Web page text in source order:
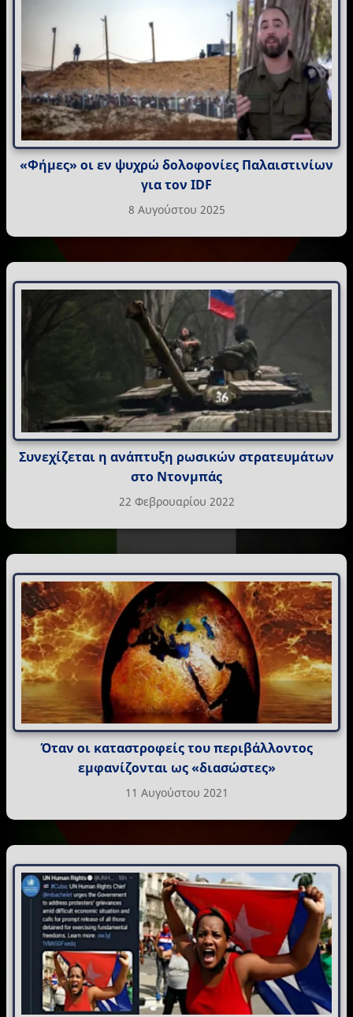
«Φήμες» οι εν ψυχρώ δολοφονίες Παλαιστινίων
για τον IDF
8 Αυγούστου 2025
Συνεχίζεται η ανάπτυξη ρωσικών στρατευμάτων
στο Ντονμπάς
22 Φεβρουαρίου 2022
Όταν οι καταστροφείς του περιβάλλοντος
εμφανίζονται ως «διασώστες»
11 Αυγούστου 2021